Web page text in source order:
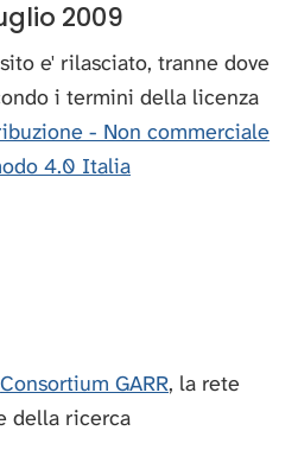
2009
e' rilasciato, tranne dove
i termini della licenza
- Non commerciale
4.0 Italia
Consortium GARR, la rete
della ricerca